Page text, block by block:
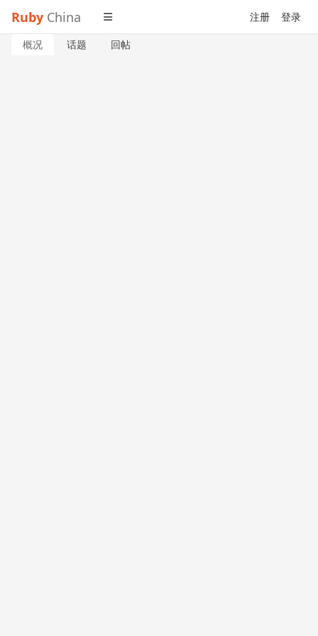
Ruby China 注册 登录
概况 话题 回帖